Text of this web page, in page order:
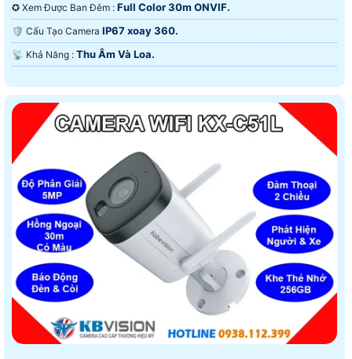
✪ Xem Được Ban Đêm : Full Color 30m ONVIF.
🛡 Cấu Tạo Camera IP67 xoay 360.
️📡 Khả Năng : Thu Âm Và Loa.